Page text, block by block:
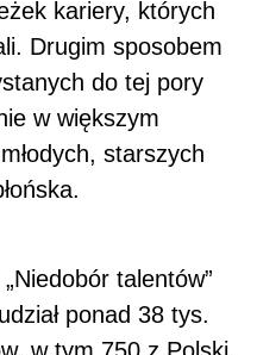
kariery, których
Drugim sposobem
do tej pory
w większym
starszych
talentów”
ponad 38 tys.